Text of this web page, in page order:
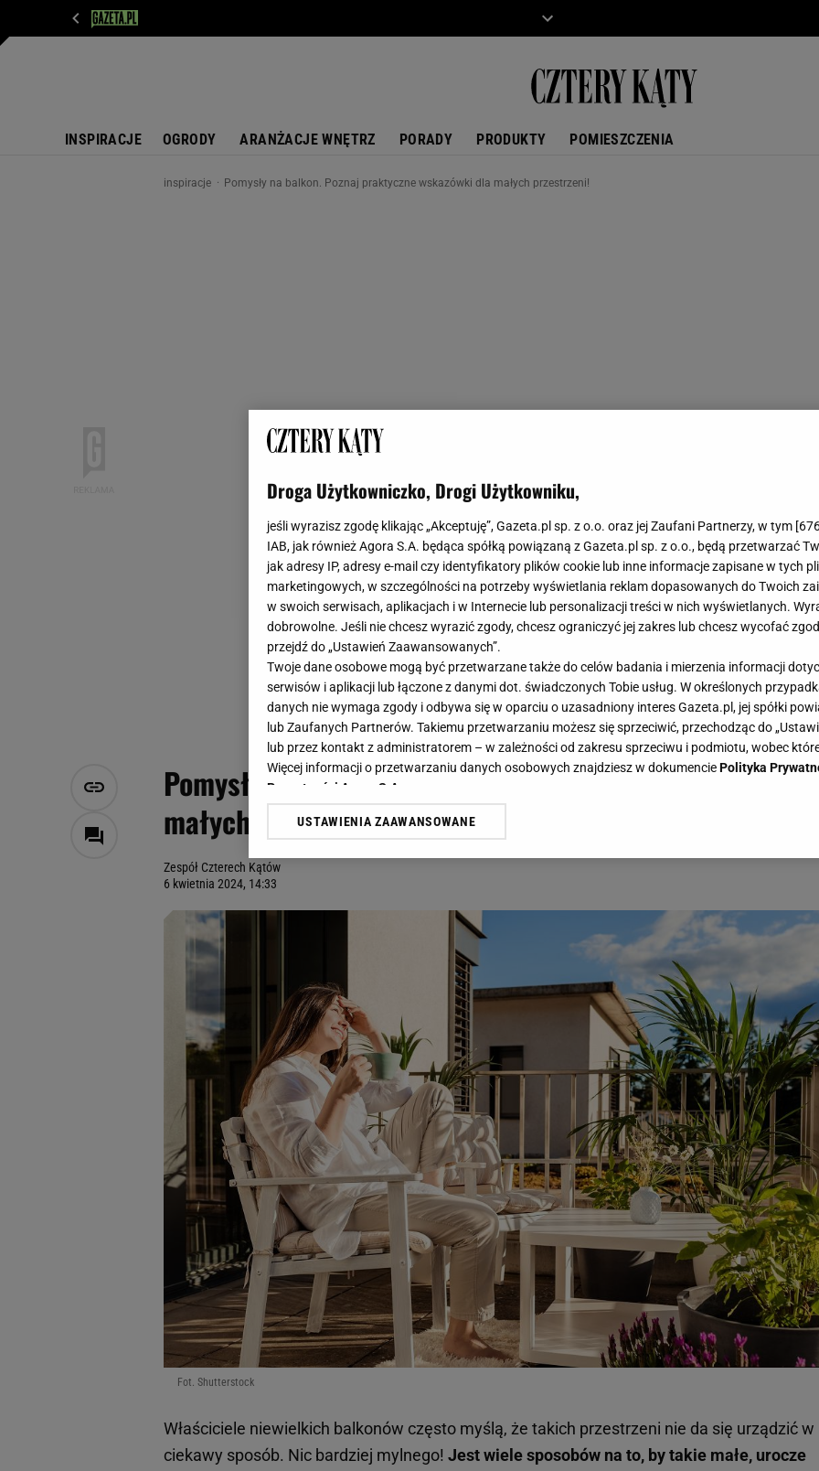
INSPIRACJE OGRODY ARANŻACJE WNĘTRZ PORADY PRODUKTY POMIESZCZENIA
inspiracje Pomysły na balkon. Poznaj praktyczne wskazówki dla małych przestrzeni!
Pomysły na balkon. Poznaj praktyczne wskazówki dla
małych przestrzeni!
Zespół Czterech Kątów
6 kwietnia 2024, 14:33
Fot. Shutterstock
Właściciele niewielkich balkonów często myślą, że takich przestrzeni nie da się urządzić w
ciekawy sposób. Nic bardziej mylnego! Jest wiele sposobów na to, by takie małe, urocze
Droga Użytkowniczko, Drogi Użytkowniku,
jeśli wyrazisz zgodę klikając „Akceptuję”, Gazeta.pl sp. z o.o. oraz jej Zaufani Partnerzy, w tym [
IAB, jak również Agora S.A. będąca spółką powiązaną z Gazeta.pl sp. z o.o., będą przetwarzać
jak adresy IP, adresy e-mail czy identyfikatory plików cookie lub inne informacje zapisane w tych
marketingowych, w szczególności na potrzeby wyświetlania reklam dopasowanych do Twoich
w swoich serwisach, aplikacjach i w Internecie lub personalizacji treści w nich wyświetlanych.
dobrowolne. Jeśli nie chcesz wyrazić zgody, chcesz ograniczyć jej zakres lub chcesz wycofać
przejdź do „Ustawień Zaawansowanych”.
Twoje dane osobowe mogą być przetwarzane także do celów badania i mierzenia informacji
serwisów i aplikacji lub łączone z danymi dot. świadczonych Tobie usług. W określonych
danych nie wymaga zgody i odbywa się w oparciu o uzasadniony interes Gazeta.pl, jej spółki
lub Zaufanych Partnerów. Takiemu przetwarzaniu możesz się sprzeciwić, przechodząc do
lub przez kontakt z administratorem – w zależności od zakresu sprzeciwu i podmiotu, wobec
Więcej informacji o przetwarzaniu danych osobowych znajdziesz w dokumenciePolityka
Prywatności Agora S.A.
Klikając „Akceptuję” wyrażasz też zgodę na zainstalowanie i przechowywanie plików cookie
dotyczące plików cookie, wywołując narzędzie do zarządzania twoimi preferencjami dot.
odnośnik „Ustawienia prywatności ” w stopce serwisu i przechodząc do „Ustawień
plików cookie możliwa jest także za pomocą ustawień przeglądarki.
My, nasi Zaufani Partnerzy i Agora S.A. możemy przetwarzać dane osobowe w następujących
Użycie dokładnych danych geolokalizacyjnych. Aktywne skanowanie charakterystyki urządzenia
Przechowywanie informacji na urządzeniu lub dostęp do nich. Spersonalizowane reklamy i treści,
badnie odbiorców i ulepszanie usług.
Lista Zaufanych Partnerów
USTAWIENIA ZAAWANSOWANE